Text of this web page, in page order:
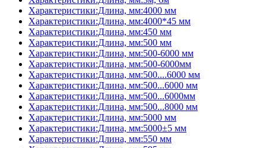
Характеристики:Длина, мм:4000 мм
Характеристики:Длина, мм:4000*45 мм
Характеристики:Длина, мм:450 мм
Характеристики:Длина, мм:500 мм
Характеристики:Длина, мм:500-6000 мм
Характеристики:Длина, мм:500-6000мм
Характеристики:Длина, мм:500....6000 мм
Характеристики:Длина, мм:500...6000 мм
Характеристики:Длина, мм:500...6000мм
Характеристики:Длина, мм:500...8000 мм
Характеристики:Длина, мм:5000 мм
Характеристики:Длина, мм:5000±5 мм
Характеристики:Длина, мм:550 мм